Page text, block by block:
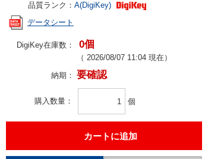
品質ランク： A(DigiKey)
データシート
DigiKey在庫数： 0個
（ 2026/08/07 11:04 現在）
納期： 要確認
購入数量 個